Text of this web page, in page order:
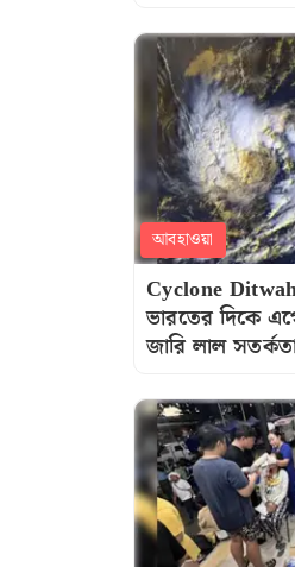
আবহাওয়া
Cyclone
ভারতের দিকে
জারি লাল